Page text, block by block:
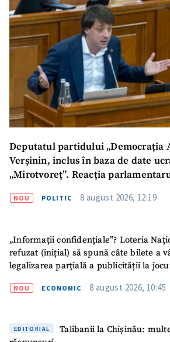
Deputatul partidului „Democrația
Verșinin, inclus în baza de date
„Mirotvoreț”. Reacția
NOU POLITIC 8 august 2026, 12:19
„Informații confidențiale”? Loteria
refuzat (inițial) să spună câte bilete a
legalizarea parțială a publicității la
NOU ECONOMIC 8 august 2026, 10:45
EDITORIAL
Talibanii la Chișinău: